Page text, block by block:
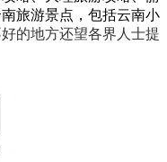
旅游景点，包括云南小
的地方还望各界人士提